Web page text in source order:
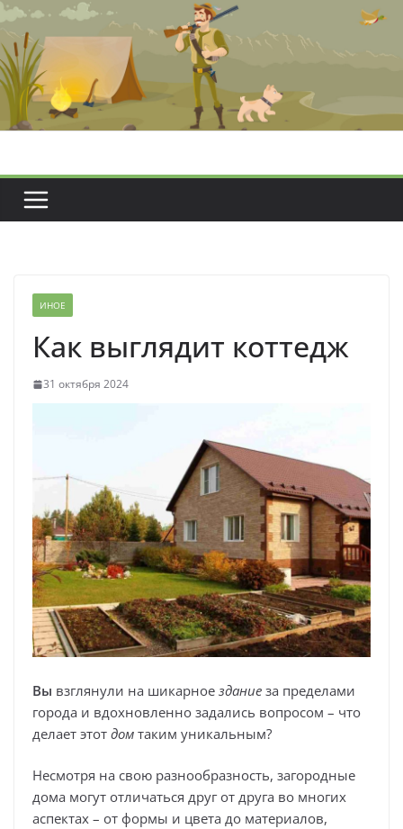
Перейти
содержимому
ИНОЕ
Как выглядит коттедж
31 октября 2024
Вы взглянули на шикарное здание за пределами
города и вдохновленно задались вопросом – что
делает этот дом таким уникальным?
Несмотря на свою разнообразность, загородные
дома могут отличаться друг от друга во многих
аспектах – от формы и цвета до материалов,